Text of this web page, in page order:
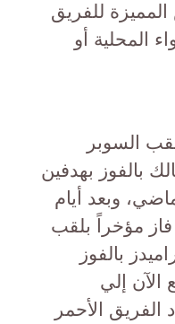
للفريق
المحلية أو
السوبر
بالفوز بهدفين
وبعد أيام
فاز مؤخراً بلقب
بالفوز
الآن إلي
الفريق الأحمر